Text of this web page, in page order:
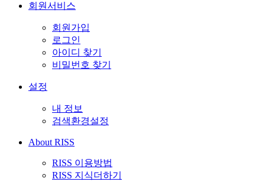
회원서비스
회원가입
로그인
아이디 찾기
비밀번호 찾기
설정
내 정보
검색환경설정
About RISS
RISS 이용방법
RISS 지식더하기